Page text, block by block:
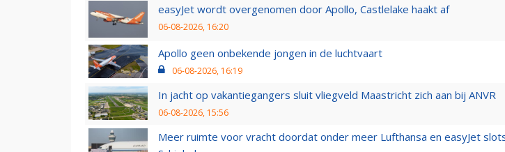
easyJet wordt overgenomen door Apollo, Castlelake haakt af
06-08-2026, 16:20
Apollo geen onbekende jongen in de luchtvaart
06-08-2026, 16:19
In jacht op vakantiegangers sluit vliegveld Maastricht zich aan bij ANVR
06-08-2026, 15:56
Meer ruimte voor vracht doordat onder meer Lufthansa en easyJet